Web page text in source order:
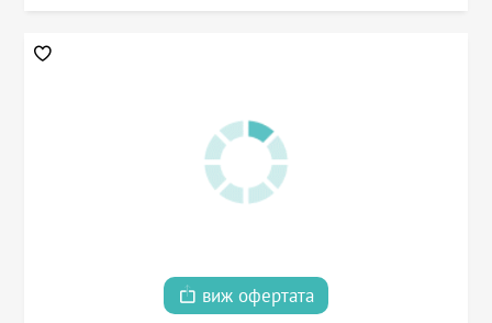
виж офертата